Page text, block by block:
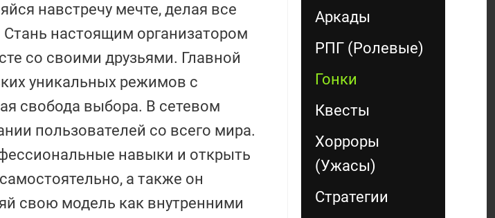
навстречу мечте, делая все
настоящим организатором
со своими друзьями. Главной
уникальных режимов с
свобода выбора. В сетевом
пользователей со всего мира.
навыки и открыть
а также он
свою модель как внутренними
Аркады
РПГ (Ролевые)
Гонки
Квесты
Хорроры
(Ужасы)
Стратегии